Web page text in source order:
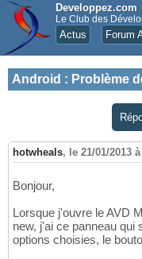
Developpez.com
Le Club des
Actus Forum
Android : Problème
hotwheals, le 21/01/2013
Bonjour,
Lorsque j'ouvre le AVD
new, j'ai ce panneau qui
options choisies, le